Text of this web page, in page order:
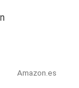
Amazon.es